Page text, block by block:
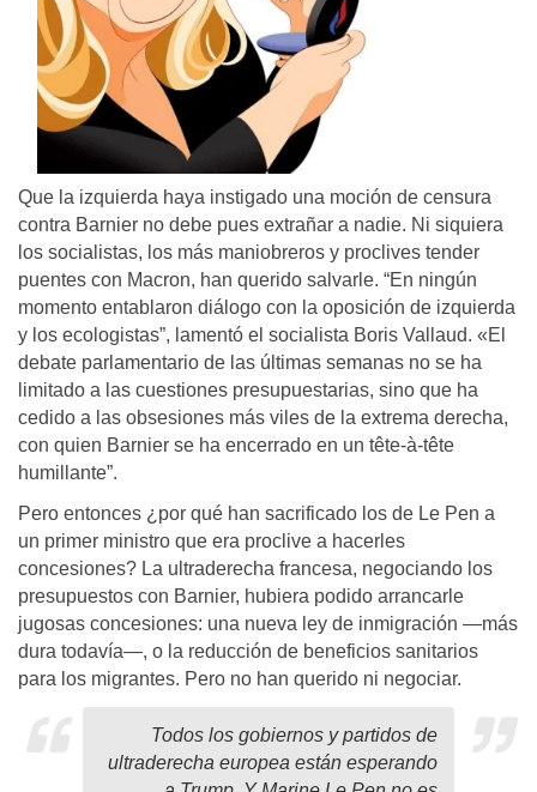
Que la izquierda haya instigado una moción de censura
contra Barnier no debe pues extrañar a nadie. Ni siquiera
los socialistas, los más maniobreros y proclives tender
puentes con Macron, han querido salvarle. “En ningún
momento entablaron diálogo con la oposición de izquierda
y los ecologistas”, lamentó el socialista Boris Vallaud. «El
debate parlamentario de las últimas semanas no se ha
limitado a las cuestiones presupuestarias, sino que ha
cedido a las obsesiones más viles de la extrema derecha,
con quien Barnier se ha encerrado en un tête-à-tête
humillante”.
Pero entonces ¿por qué han sacrificado los de Le Pen a
un primer ministro que era proclive a hacerles
concesiones? La ultraderecha francesa, negociando los
presupuestos con Barnier, hubiera podido arrancarle
jugosas concesiones: una nueva ley de inmigración ―más
dura todavía―, o la reducción de beneficios sanitarios
para los migrantes. Pero no han querido ni negociar.
Todos los gobiernos y partidos de
ultraderecha europea están esperando